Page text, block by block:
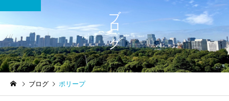
内視鏡
【2022年5月～】大腸内視
内視鏡
大腸内視鏡の下剤を院
ブログ
ブログ ポリープ